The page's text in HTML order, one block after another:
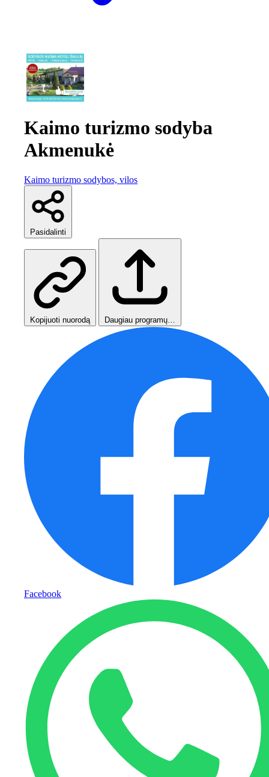
Kaimo turizmo sodyba
Akmenukė
Kaimo turizmo sodybos, vilos
Pasidalinti
Kopijuoti nuorodą Daugiau programų…
Facebook